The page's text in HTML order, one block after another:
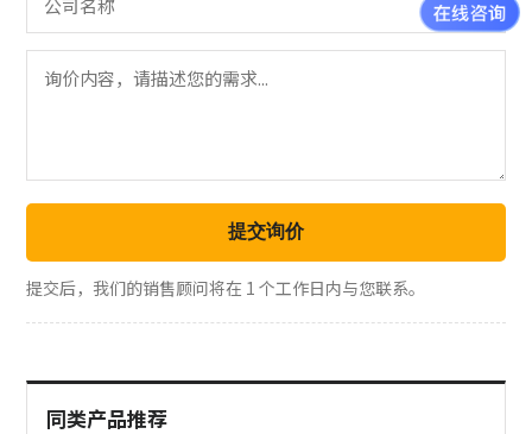
同类产品推荐
提交询价
提交后，我们的销售顾问将在 1 个工作日内与您联系。